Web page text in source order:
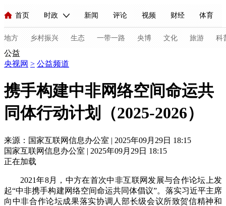
首页 时政 新闻 评论 视频 财经 体育
人民领袖习近平 联播+ 中国领导人 央视快评 习式妙语
直播 栏目大全 节目单 听音 微视频 主持人
海外频道 iPanda English Монгол
地方 乡村振兴 生态 一带一路 央博 文化 旅游 科
新闻 国内 国际 评论 经济 军事 科技
视频 小央视频 小央直播 直播中国
前线 比划 快看 蓝海中国 新兵请入列
体育 直播 竞猜 2026年世界杯 2026年冬奥会
公益
央视网 > 公益频道
携手构建中非网络空间命运共
同体行动计划（2025-2026）
来源：国家互联网信息办公室 | 2025年09月29日 18:15
国家互联网信息办公室 | 2025年09月29日 18:15
正在加载
2021年8月，中方在首次中非互联网发展与合作论坛上发
起“中非携手构建网络空间命运共同体倡议”。落实习近平主席
向中非合作论坛成果落实协调人部长级会议所致贺信精神和